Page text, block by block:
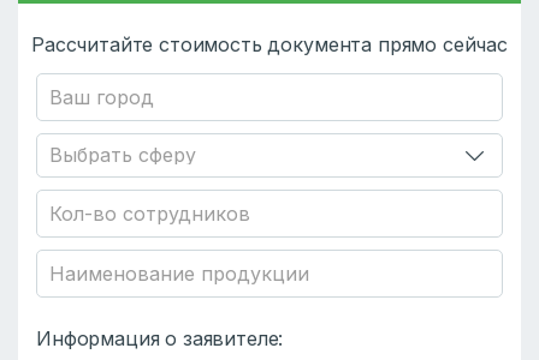
Рассчитайте стоимость документа прямо сейчас
Информация о заявителе: